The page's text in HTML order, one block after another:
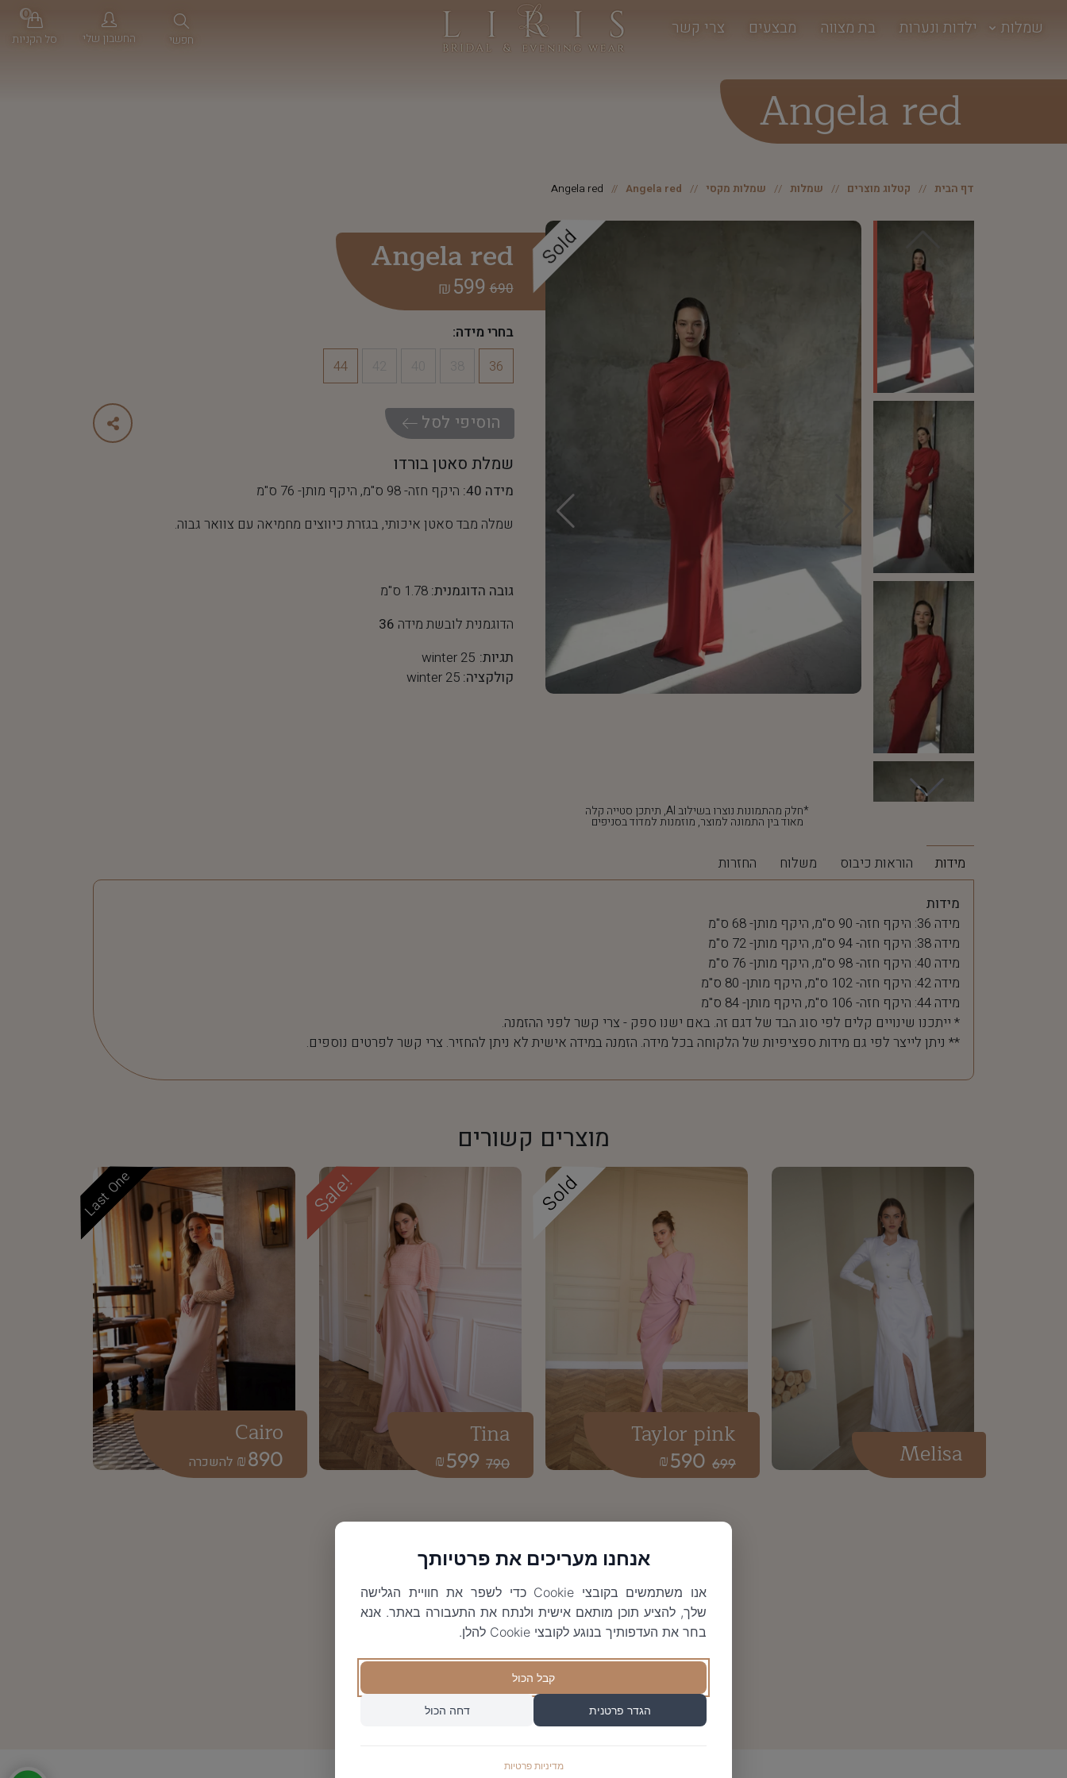
שמלות ילדות ונערות בת מצווה מבצעים צרי קשר
חפשי החשבון שלי סל הקניות
0
Angela red
דף הבית קטלוג מוצרים שמלות שמלות מקסי Angela red
Angela red
Sold
*חלק מהתמונות נוצרו בשילוב AI, תיתכן סטייה קלה
מאוד בין התמונה למוצר, מוזמנות למדוד בסניפים
Angela red
690
599
₪
בחרי מידה:
36
44
הוסיפי לסל
שמלת סאטן בורדו
מידה 40:
היקף חזה- 98 ס"מ, היקף מותן- 76 ס"מ
שמלה מבד סאטן איכותי, בגזרת כיווצים מחמיאה עם צוואר גבוה.
גובה הדוגמנית:1.78 ס"מ
הדוגמנית לובשת מידה 36
תגיות: winter 25
קולקציה:winter 25
מידות הוראות כיבוס משלוח החזרות
מידות
מידה 36: היקף חזה- 90 ס"מ, היקף מותן- 68 ס"מ
מידה 38: היקף חזה- 94 ס"מ, היקף מותן- 72 ס"מ
מידה 40: היקף חזה- 98 ס"מ, היקף מותן- 76 ס"מ
מידה 42: היקף חזה- 102 ס"מ, היקף מותן- 80 ס"מ
מידה 44: היקף חזה- 106 ס"מ, היקף מותן- 84 ס"מ
* ייתכנו שינויים קלים לפי סוג הבד של דגם זה. באם ישנו ספק - צרי קשר לפני ההזמנה.
** ניתן לייצר לפי גם מידות ספציפיות של הלקוחה בכל מידה. הזמנה במידה אישית לא ניתן להחזיר. צרי קשר לפרטים נוספים.
מוצרים קשורים
Melisa
Sold
699
590
₪
Taylor pink
Sale!
790
599
₪
Tina
Last One
890
₪
Cairo
אנחנו מעריכים את פרטיותך
אנו משתמשים בקובצי Cookie כדי לשפר את חוויית הגלישה
שלך, להציע תוכן מותאם אישית ולנתח את התעבורה באתר. אנא
בחר את העדפותיך בנוגע לקובצי Cookie להלן.
קבל הכול
הגדר פרטנית דחה הכול
מדיניות פרטיות